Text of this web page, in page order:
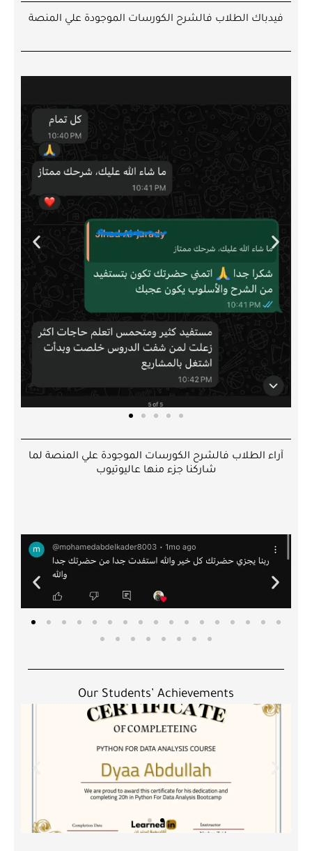
فيدباك الطلاب فالشرح الكورسات الموجودة علي المنصة
آراء الطلاب فالشرح الكورسات الموجودة علي المنصة لما
شاركنا جزء منها عاليوتيوب
Our Students’ Achievements